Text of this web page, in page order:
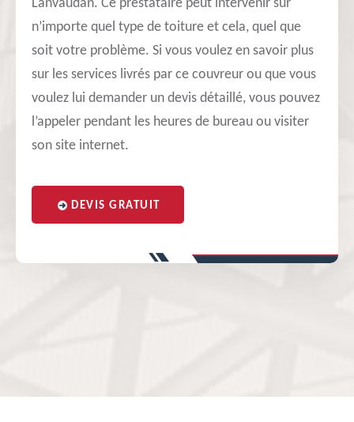
Lanvaudan. Ce prestataire peut intervenir sur
n’importe quel type de toiture et cela, quel que
soit votre problème. Si vous voulez en savoir plus
sur les services livrés par ce couvreur ou que vous
voulez lui demander un devis détaillé, vous pouvez
l’appeler pendant les heures de bureau ou visiter
son site internet.
DEVIS GRATUIT